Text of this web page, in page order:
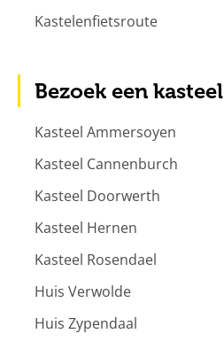
Kastelenfietsroute
Bezoek een kasteel
Kasteel Ammersoyen
Kasteel Cannenburch
Kasteel Doorwerth
Kasteel Hernen
Kasteel Rosendael
Huis Verwolde
Huis Zypendaal